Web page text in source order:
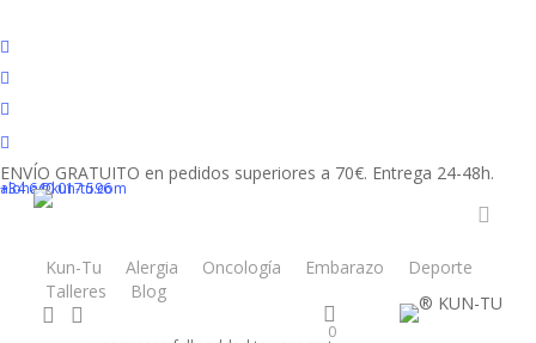
to
main
content
facebook
youtube
instagram
tiktok
ENVÍO GRATUITO en pedidos superiores a 70€. Entrega 24-48h.
+34 640 017 596
aloha@kun-tu.com
Kun-Tu Alergia Oncología Embarazo
Deporte
Talleres
Blog Newsletter
search
0
higo chumbo
By Kun-tu 09/12/2021 No Comments